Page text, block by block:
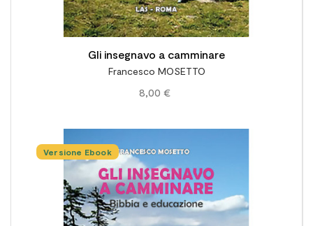
Gli insegnavo a camminare
Francesco MOSETTO
8,00 €
Versione Ebook